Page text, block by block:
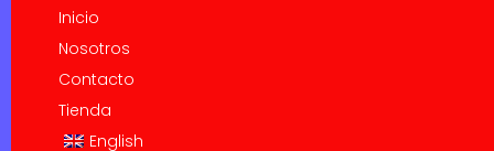
Inicio
Nosotros
Contacto
Tienda
English